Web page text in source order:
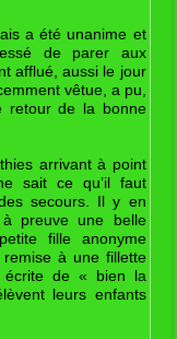
a été unanime et
de parer aux
afflué, aussi le jour
vêtue, a pu,
retour de la bonne
arrivant à point
sait ce qu’il faut
secours. Il y en
à preuve une belle
fille anonyme
à une fillette
écrite de « bien la
leurs enfants